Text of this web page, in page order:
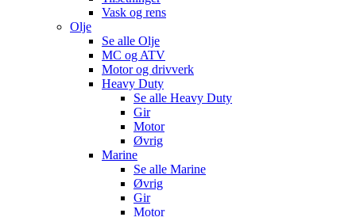
Vask og rens
Olje
Se alle Olje
MC og ATV
Motor og drivverk
Heavy Duty
Se alle Heavy Duty
Gir
Motor
Øvrig
Marine
Se alle Marine
Øvrig
Gir
Motor